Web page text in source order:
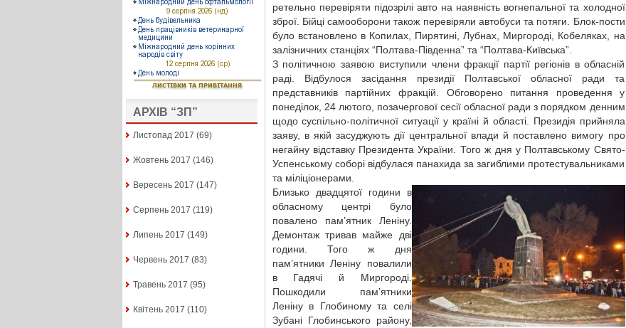
АРХІВ “ЗП”
Листопад 2017 (69)
Жовтень 2017 (146)
Вересень 2017 (147)
Серпень 2017 (119)
Липень 2017 (149)
Червень 2017 (83)
Травень 2017 (95)
Квітень 2017 (110)
ретельно перевіряти підозрілі авто на наявність вогнепальної та холодної
зброї. Бійці самооборони також перевіряли автобуси та потяги. Блок-пости
було встановлено в Копилах, Пирятині, Лубнах, Миргороді, Кобеляках, на
залізничних станціях “Полтава-Південна” та “Полтава-Київська”.
З політичною заявою виступили члени фракції партії регіонів в обласній
раді. Відбулося засідання президії Полтавської обласної ради та
представників партійних фракцій. Обговорено питання проведення у
понеділок, 24 лютого, позачергової сесії обласної ради з порядком денним
щодо суспільно-політичної ситуації у країні й області. Президія прийняла
заяву, в якій засуджують дії центральної влади й поставлено вимогу про
негайну відставку Президента України. Того ж дня у Полтавському Свято-
Успенському соборі відбулася панахида за загиблими протестувальниками
та міліціонерами.
Близько двадцятої години в
обласному центрі було
повалено пам’ятник Леніну.
Демонтаж тривав майже дві
години. Того ж дня
пам’ятники Леніну повалили
в Гадячі й Миргороді.
Пошкодили пам’ятники
Леніну в Глобиному та селі
Зубані Глобинського району,